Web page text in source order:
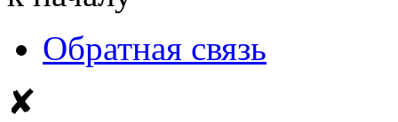
Обратная связь
✘